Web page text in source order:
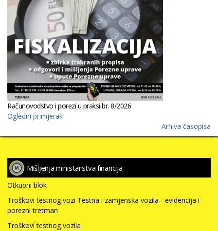
Računovodstvo i porezi u praksi br. 8/2026
Ogledni primjerak
Arhiva časopisa
Mišljenja ministarstva financija
Otkupni blok
Troškovi testnog vozi Testna i zamjenska vozila - evidencija i
porezni tretman
Troškovi testnog vozila